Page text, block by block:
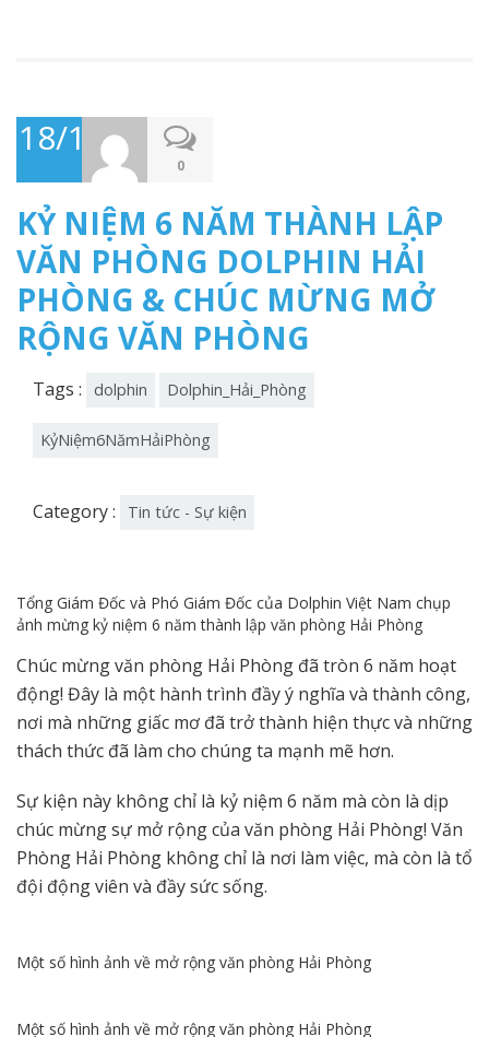
18/12/2023
0
KỶ NIỆM 6 NĂM THÀNH LẬP
VĂN PHÒNG DOLPHIN HẢI
PHÒNG & CHÚC MỪNG MỞ
RỘNG VĂN PHÒNG
Tags : dolphin Dolphin_Hải_Phòng
KỷNiệm6NămHảiPhòng
Category : Tin tức - Sự kiện
Tổng Giám Đốc và Phó Giám Đốc của Dolphin Việt Nam chụp
ảnh mừng kỷ niệm 6 năm thành lập văn phòng Hải Phòng
Chúc mừng văn phòng Hải Phòng đã tròn 6 năm hoạt
động! Đây là một hành trình đầy ý nghĩa và thành công,
nơi mà những giấc mơ đã trở thành hiện thực và những
thách thức đã làm cho chúng ta mạnh mẽ hơn.
Sự kiện này không chỉ là kỷ niệm 6 năm mà còn là dịp
chúc mừng sự mở rộng của văn phòng Hải Phòng! Văn
Phòng Hải Phòng không chỉ là nơi làm việc, mà còn là tổ
đội động viên và đầy sức sống.
Một số hình ảnh về mở rộng văn phòng Hải Phòng
Một số hình ảnh về mở rộng văn phòng Hải Phòng